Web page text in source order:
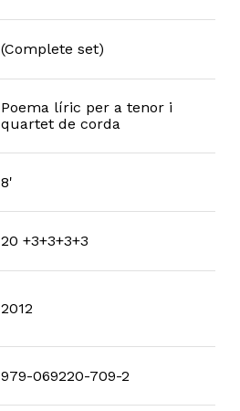
(Complete set)
Poema líric per a tenor i
quartet de corda
8'
20 +3+3+3+3
2012
979-069220-709-2